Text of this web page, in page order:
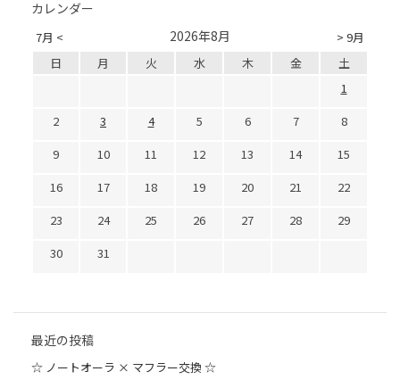
カレンダー
7月 < > 9月
2026年8月
日 月 火 水 木 金
土
1
2
3 4 5 6 7
8
9
10 11 12 13 14
15
16
17 18 19 20 21
22
23
24 25 26 27 28
29
30
31
最近の投稿
☆ ノートオーラ × マフラー交換 ☆